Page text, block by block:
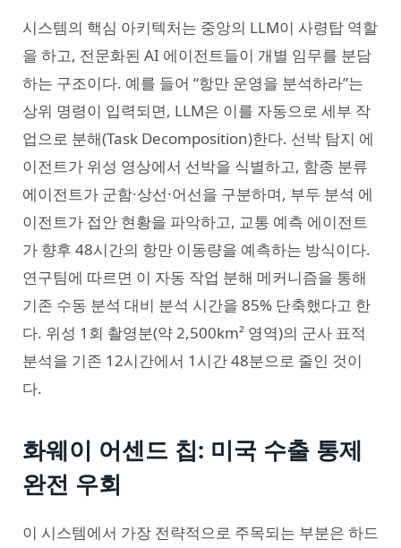
시스템의 핵심 아키텍처는 중앙의 LLM이 사령탑 역할
을 하고, 전문화된 AI 에이전트들이 개별 임무를 분담
하는 구조이다. 예를 들어 “항만 운영을 분석하라”는
상위 명령이 입력되면, LLM은 이를 자동으로 세부 작
업으로 분해(Task Decomposition)한다. 선박 탐지 에
이전트가 위성 영상에서 선박을 식별하고, 함종 분류
에이전트가 군함·상선·어선을 구분하며, 부두 분석 에
이전트가 접안 현황을 파악하고, 교통 예측 에이전트
가 향후 48시간의 항만 이동량을 예측하는 방식이다.
연구팀에 따르면 이 자동 작업 분해 메커니즘을 통해
기존 수동 분석 대비 분석 시간을 85% 단축했다고 한
다. 위성 1회 촬영분(약 2,500km² 영역)의 군사 표적
분석을 기존 12시간에서 1시간 48분으로 줄인 것이
다.
화웨이 어센드 칩: 미국 수출 통제
완전 우회
이 시스템에서 가장 전략적으로 주목되는 부분은 하드